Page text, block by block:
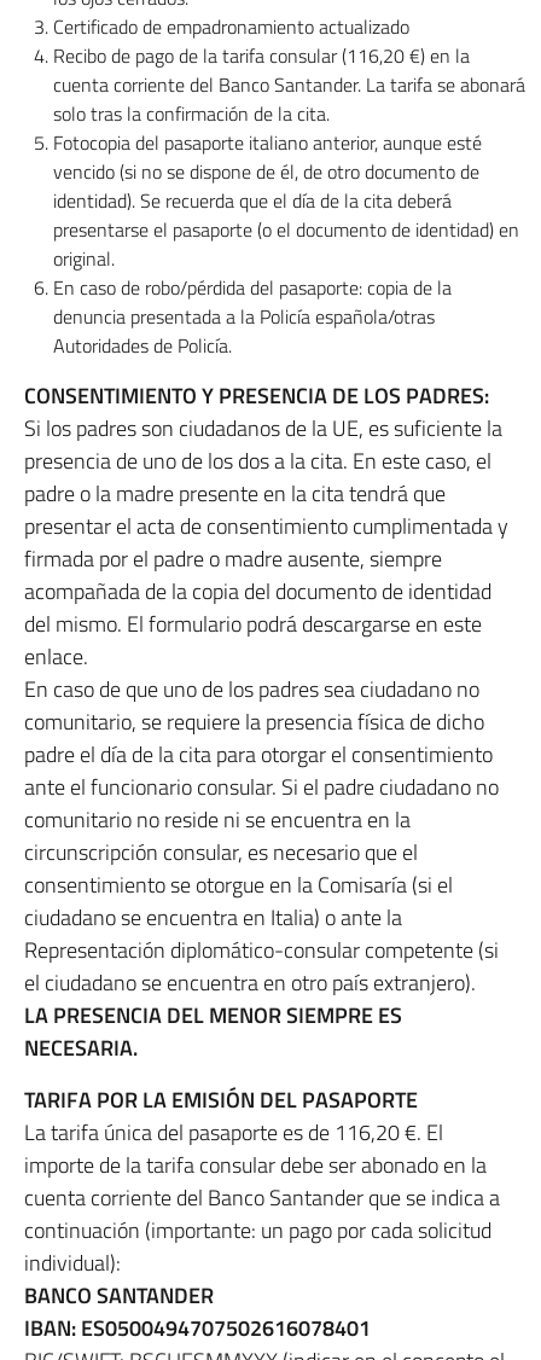
Certificado de empadronamiento actualizado
Recibo de pago de la tarifa consular (116,20 €) en la
cuenta corriente del Banco Santander. La tarifa se abonará
solo tras la confirmación de la cita.
Fotocopia del pasaporte italiano anterior, aunque esté
vencido (si no se dispone de él, de otro documento de
identidad). Se recuerda que el día de la cita deberá
presentarse el pasaporte (o el documento de identidad) en
original.
En caso de robo/pérdida del pasaporte: copia de la
denuncia presentada a la Policía española/otras
Autoridades de Policía.
CONSENTIMIENTO Y PRESENCIA DE LOS PADRES:
Si los padres son ciudadanos de la UE, es suficiente la
presencia de uno de los dos a la cita. En este caso, el
padre o la madre presente en la cita tendrá que
presentar el acta de consentimiento cumplimentada y
firmada por el padre o madre ausente, siempre
acompañada de la copia del documento de identidad
del mismo. El formulario podrá descargarse en este
enlace.
En caso de que uno de los padres sea ciudadano no
comunitario, se requiere la presencia física de dicho
padre el día de la cita para otorgar el consentimiento
ante el funcionario consular. Si el padre ciudadano no
comunitario no reside ni se encuentra en la
circunscripción consular, es necesario que el
consentimiento se otorgue en la Comisaría (si el
ciudadano se encuentra en Italia) o ante la
Representación diplomático-consular competente (si
el ciudadano se encuentra en otro país extranjero).
LA PRESENCIA DEL MENOR SIEMPRE ES
NECESARIA.
TARIFA POR LA EMISIÓN DEL PASAPORTE
La tarifa única del pasaporte es de 116,20 €. El
importe de la tarifa consular debe ser abonado en la
cuenta corriente del Banco Santander que se indica a
continuación (importante: un pago por cada solicitud
individual):
BANCO SANTANDER
IBAN: ES0500494707502616078401